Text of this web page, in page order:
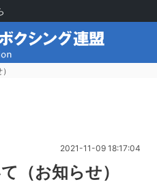
2021-11-09 18:17:04
（お知らせ）